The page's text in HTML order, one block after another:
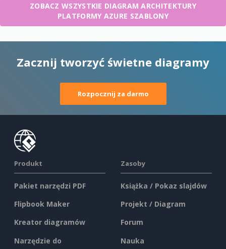
ZOBACZ WSZYSTKIE DIAGRAM ARCHITEKTURY
PLATFORMY AZURE SZABLONY
Zacznij tworzyć świetne diagramy
Rozpocznij za darmo
Produkt
Pakiet narzędzi PDF
Flipbook Maker
Kreator diagramów
Narzędzie do
Zasoby
Książka / Pokaz slajdów
Projekt / Diagram
Forum
Nauka